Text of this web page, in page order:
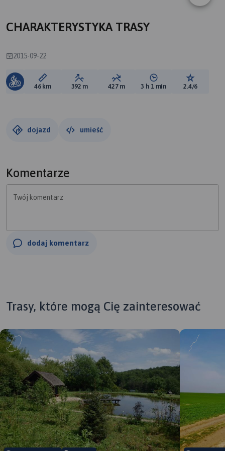
CHARAKTERYSTYKA TRASY
2015-09-22
Długość trasy:
46 km Suma przewyższeń:
392 m Suma spadków:
427 m Średni czas potrzebny
3 h 1 min Ocena
2.4/6
dojazd umieść
Komentarze
Twój komentarz
dodaj komentarz
Trasy, które mogą Cię zainteresować